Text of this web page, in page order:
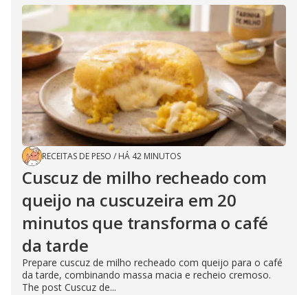
RECEITAS DE PESO / HÁ 42 MINUTOS
Cuscuz de milho recheado com
queijo na cuscuzeira em 20
minutos que transforma o café
da tarde
Prepare cuscuz de milho recheado com queijo para o café
da tarde, combinando massa macia e recheio cremoso.
The post Cuscuz de...